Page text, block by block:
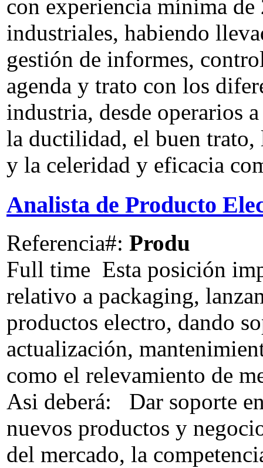
con experiencia mínima de
industriales, habiendo
gestión de informes,
agenda y trato con los
industria, desde operarios
la ductilidad, el buen trato,
y la celeridad y eficacia
Analista de Producto
Referencia#: Produ
Full time Esta posición
relativo a packaging,
productos electro, dando
actualización,
como el relevamiento de
Asi deberá: Dar soporte
nuevos productos y
del mercado, la